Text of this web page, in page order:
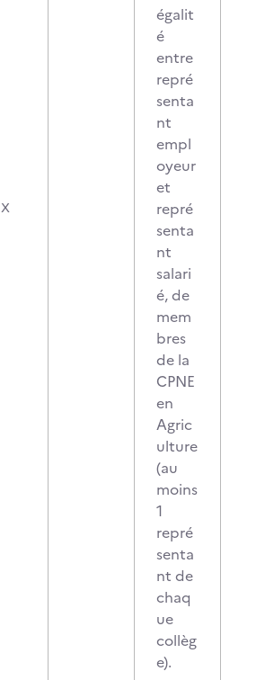
X
égalit
é
entre
repré
senta
nt
empl
oyeur
et
repré
senta
nt
salari
é, de
mem
bres
de la
CPNE
en
Agric
ulture
(au
moins
1
repré
senta
nt de
chaq
ue
collèg
e).